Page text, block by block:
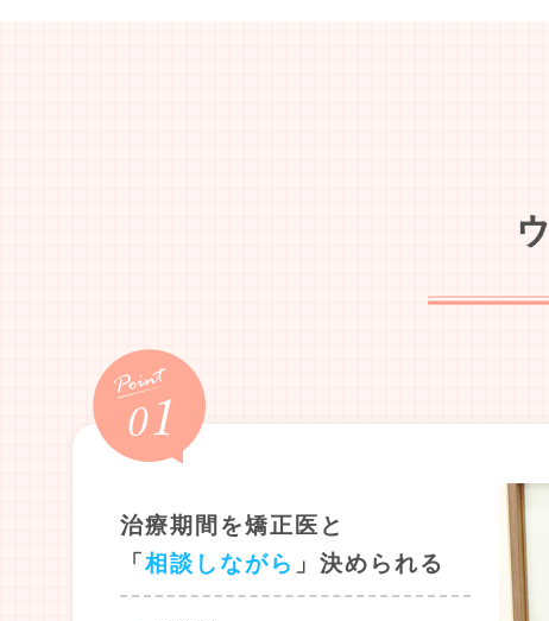
治療期間を矯正医と
「 相談しながら 」決められる